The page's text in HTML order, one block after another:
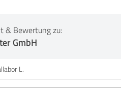
& Bewertung zu:
GmbH
L.